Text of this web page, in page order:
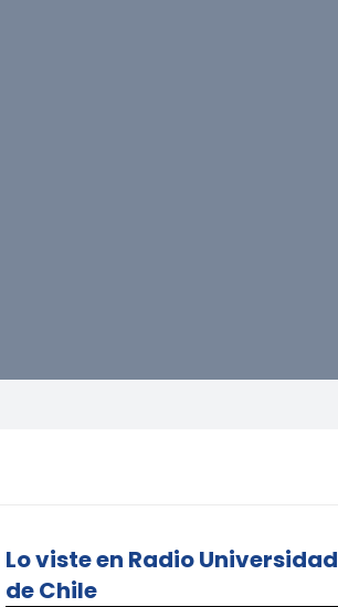
Lo viste en Radio Universidad
de Chile